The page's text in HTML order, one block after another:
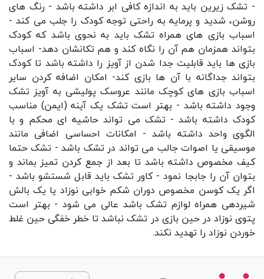
- تشک زیرین باید به اندازه کافی ابر داشته باشد - رنگ های
روشن، شدید و پرمایه به راحتی توجه کودک را جلب می کند -
اسباب بازی های همراه تشک باید به نحوی باشد که کودک
بتواند همزمان هم آن را نگاه کند و هم تکانشان دهد- اسباب
بازی ها باید قابلیت جدا شدن از آویز را داشته باشد تا کودک
بتواند جداگانه با آن ها بازی کند- امکان اضافه کردن سایر
اسباب بازی های کوچک مانند عروسک پولیشی به آویز تشک
وجود داشته باشد - بهتر است تشک یک آینه (ایمن) مناسب
کودک داشته باشد - تشک می تواند حاشیه ای محکم و با
الگوی واحد داشته باشد - امکانات احساسی اضافی مانند
موسیقی یا اصوات جالب می تواند در تشک باشد - تشک حتما
کیف مخصوص داشته باشد تا بعد از جمع کردن تمیز بماند و
بتوان آن را جابجا نمود - کاور تشک باید قابل شستشو باشد -
اگر یک کوسن مخصوص دوران شکم خوابی نوزاد یا یک بالش
شیردهی همراه لوازم تشک باشد عالی می شود - بهتر است
پتوی نوزاد در حین بازی در تشک نباشد تا خطر خفگی حین غلط
خوردن نوزاد را تهدید نکند.